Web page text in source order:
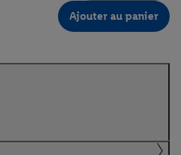
Ajouter au panier